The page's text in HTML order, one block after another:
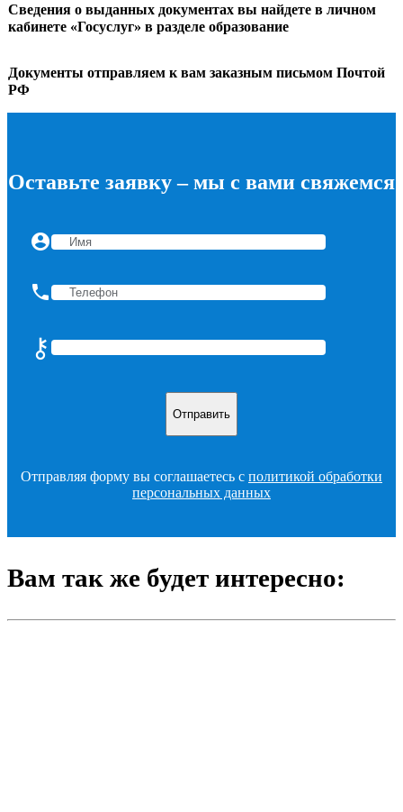
Сведения о выданных документах вы найдете в личном
кабинете «Госуслуг» в разделе образование
Документы отправляем к вам заказным письмом Почтой
РФ
Оставьте заявку – мы с вами свяжемся
account_circle
phone
⚷
Отправляя форму вы соглашаетесь с политикой обработки
персональных данных
Вам так же будет интересно: